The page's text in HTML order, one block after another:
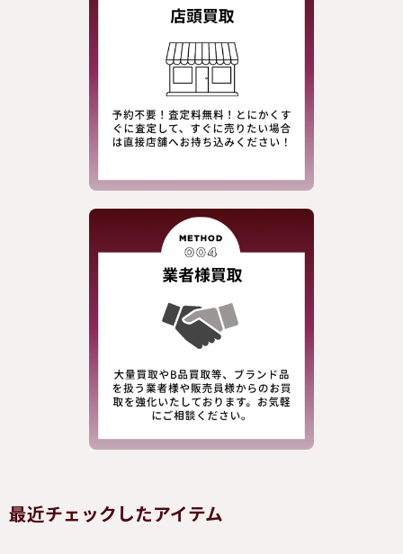
最近チェックしたアイテム